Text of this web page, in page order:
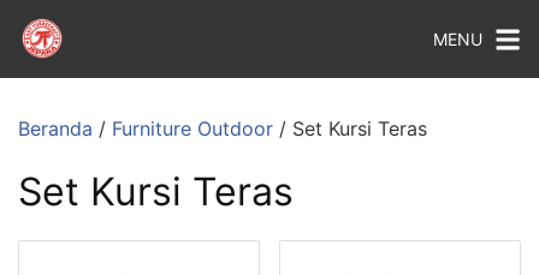
MENU
Beranda / Furniture Outdoor / Set Kursi Teras
Set Kursi Teras